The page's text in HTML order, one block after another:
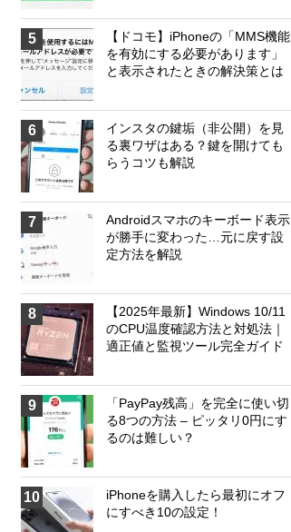
5
【ドコモ】iPhoneの「MMS機能
を有効にする必要があります」
と表示されたときの解決策とは
6
インスタの鍵垢（非公開）を見
る裏ワザはある？鍵を開けても
らうコツも解説
7
Androidスマホのキーボード表示
が勝手に変わった…元に戻す設
定方法を解説
8
【2025年最新】Windows 10/11
のCPU温度確認方法と対処法｜
適正値と監視ツール完全ガイド
9
「PayPay残高」を完全に使い切
る8つの方法 – ピッタリ0円にす
るのは難しい？
10
iPhoneを購入したら最初にオフ
にすべき10の設定！